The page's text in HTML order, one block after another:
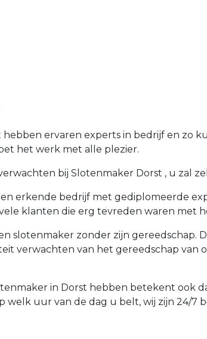
ervaren experts in bedrijf en zo
het werk met alle plezier.
bij Slotenmaker Dorst , u zal
erkende bedrijf met gediplomeerde
klanten die erg tevreden waren met
slotenmaker zonder zijn gereedschap.
verwachten van het gereedschap van
in Dorst hebben betekent ook
welk uur van de dag u belt, wij zijn 24/7